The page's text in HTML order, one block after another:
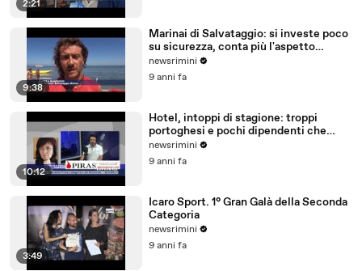
2:21
9:38
Marinai di Salvataggio: si investe poco
su sicurezza, conta più l'aspetto
economico
newsrimini
9 anni fa
10:12
Hotel, intoppi di stagione: troppi
portoghesi e pochi dipendenti che
parlano tedesco
newsrimini
9 anni fa
3:49
Icaro Sport. 1° Gran Galà della Seconda
Categoria
newsrimini
9 anni fa